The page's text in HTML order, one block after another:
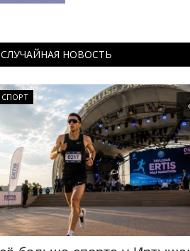
СЛУЧАЙНАЯ НОВОСТЬ
СПОРТ